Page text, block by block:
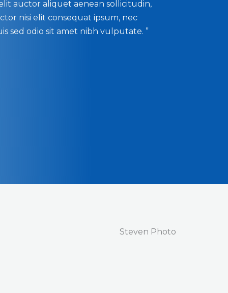
auctor aliquet aenean sollicitudin,
nisi elit consequat ipsum, nec
sed odio sit amet nibh vulputate. ”